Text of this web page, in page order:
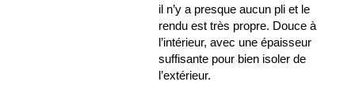
il n’y a presque aucun pli et le
rendu est très propre. Douce à
l’intérieur, avec une épaisseur
suffisante pour bien isoler de
l’extérieur.